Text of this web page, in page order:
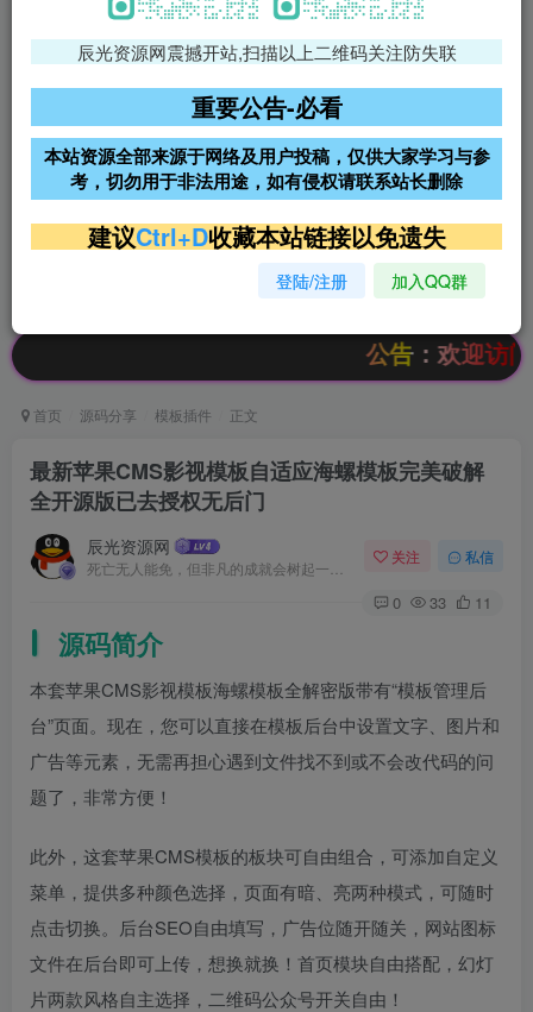
免费领支付宝红包
腾讯轻量4核4G3M服务器38元/
阿里云2核2G200M服务器68元/
年
雨云高防免备案服务器
超低价文字广告位招租 超低价文字广告位招租
超低价文字广告位招租
公告：欢迎访问辰光资源
首页 源码分享 模板插件 正文
最新苹果CMS影视模板自适应海螺模板完美破解
全开源版已去授权无后门
辰光资源网 关注 私信
0 33 11
源码简介
本套苹果CMS影视模板海螺模板全解密版带有“模板管理后
台”页面。现在，您可以直接在模板后台中设置文字、图片和
广告等元素，无需再担心遇到文件找不到或不会改代码的问
题了，非常方便！
此外，这套苹果CMS模板的板块可自由组合，可添加自定义
菜单，提供多种颜色选择，页面有暗、亮两种模式，可随时
点击切换。后台SEO自由填写，广告位随开随关，网站图标
文件在后台即可上传，想换就换！首页模块自由搭配，幻灯
片两款风格自主选择，二维码公众号开关自由！
辰光资源网震撼开站,扫描以上二维码关注防失联
重要公告-必看
本站资源全部来源于网络及用户投稿，仅供大家学习与参
考，切勿用于非法用途，如有侵权请联系站长删除
建议Ctrl+D收藏本站链接以免遗失
登陆/注册 加入QQ群